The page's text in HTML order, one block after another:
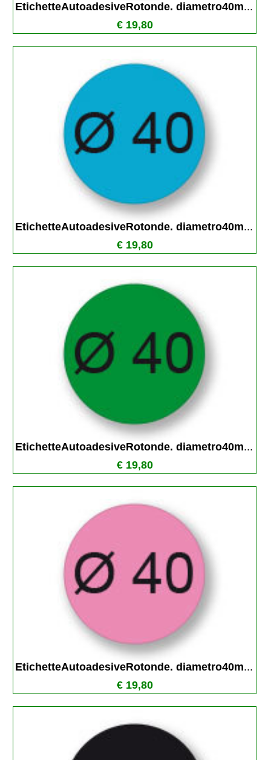
EtichetteAutoadesiveRotonde. diametro40m...
€ 19,80
EtichetteAutoadesiveRotonde. diametro40m...
€ 19,80
EtichetteAutoadesiveRotonde. diametro40m...
€ 19,80
EtichetteAutoadesiveRotonde. diametro40m...
€ 19,80